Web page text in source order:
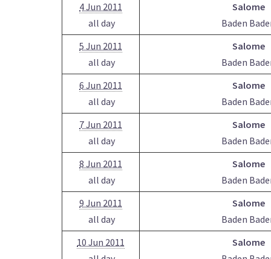
4 Jun 2011
all day
Salome
Baden
5 Jun 2011
all day
Salome
Baden
6 Jun 2011
all day
Salome
Baden
7 Jun 2011
all day
Salome
Baden
8 Jun 2011
all day
Salome
Baden
9 Jun 2011
all day
Salome
Baden
10 Jun 2011
Salome